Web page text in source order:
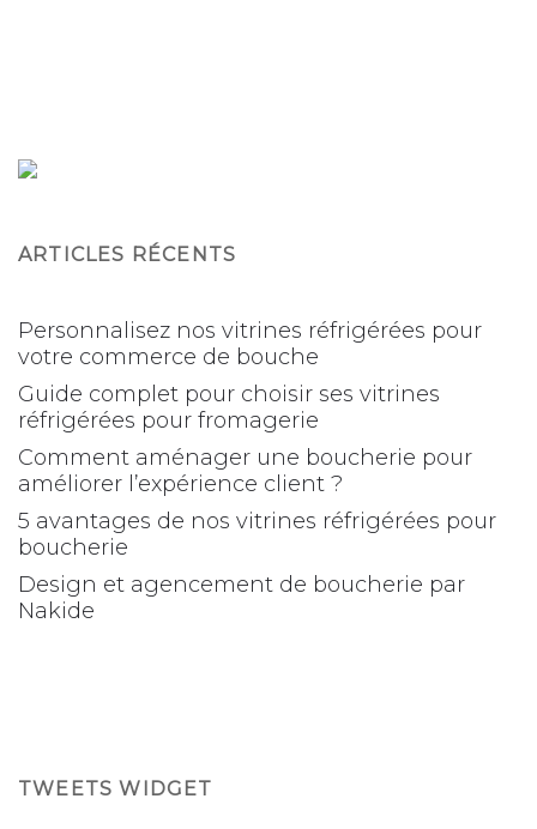
ARTICLES RÉCENTS
Personnalisez nos vitrines réfrigérées pour
votre commerce de bouche
Guide complet pour choisir ses vitrines
réfrigérées pour fromagerie
Comment aménager une boucherie pour
améliorer l’expérience client ?
5 avantages de nos vitrines réfrigérées pour
boucherie
Design et agencement de boucherie par
Nakide
TWEETS WIDGET